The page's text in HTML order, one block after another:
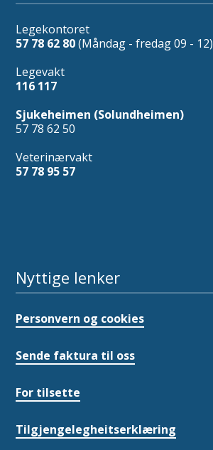
Legekontoret
57 78 62 80(Måndag - fredag 09 - 12)
Legevakt
116 117
Sjukeheimen (Solundheimen)
57 78 62 50
Veterinærvakt
57 78 95 57
Nyttige lenker
Personvern og cookies
Sende faktura til oss
For tilsette
Tilgjengelegheitserklæring